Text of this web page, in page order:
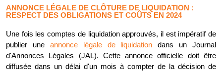
ANNONCE LÉGALE DE CLÔTURE DE LIQUIDATION :
RESPECT DES OBLIGATIONS ET COÛTS EN 2024
Une fois les comptes de liquidation approuvés, il est impératif de
publier une annonce légale de liquidation dans un Journal
d'Annonces Légales (JAL). Cette annonce officielle doit être
diffusée dans un délai d'un mois à compter de la décision de